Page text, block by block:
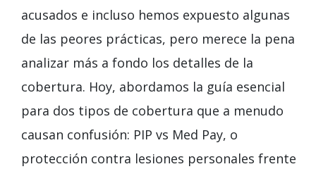
acusados ​​e incluso hemos expuesto algunas
de las peores prácticas, pero merece la pena
analizar más a fondo los detalles de la
cobertura. Hoy, abordamos la guía esencial
para dos tipos de cobertura que a menudo
causan confusión: PIP vs Med Pay, o
protección contra lesiones personales frente